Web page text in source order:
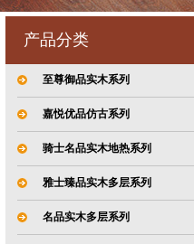
产品分类
至尊御品实木系列
嘉悦优品仿古系列
骑士名品实木地热系列
雅士臻品实木多层系列
名品实木多层系列